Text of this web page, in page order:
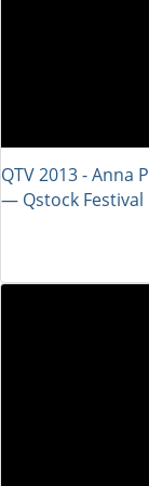
QTV 2013 - Anna
― Qstock Festival